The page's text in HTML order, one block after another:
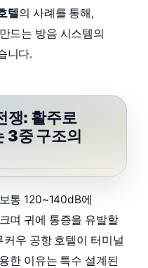
텔의 사례를 통해,
드는 방음 시스템의
니다.
쟁: 활주로
3중 구조의
통 120~140dB에
며 귀에 통증을 유발할
우 공항 호텔이 터미널
한 이유는 특수 설계된